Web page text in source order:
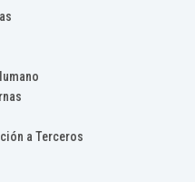
a Terceros